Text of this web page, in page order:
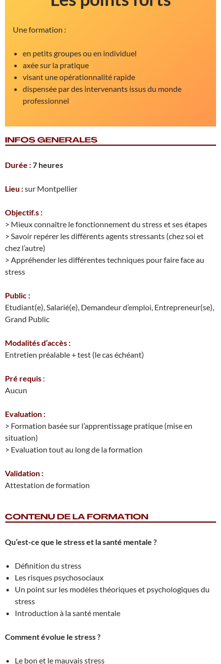
Une formation :
en petits groupes ou en individuel
axée sur la pratique
visant une opérationnalité rapide
dispensée par des intervenants issus du monde
professionnel
Durée :7 heures
Lieu :sur Montpellier
Objectif.s :
> Mieux connaître le fonctionnement du stress et ses étapes
> Savoir repérer les différents agents stressants (chez soi et
chez l’autre)
> Appréhender les différentes techniques pour faire face au
stress
Public :
Etudiant(e), Salarié(e), Demandeur d’emploi, Entrepreneur(se),
Grand Public
Modalités d’accès :
Entretien préalable + test (le cas échéant)
Pré requis :
Aucun
Evaluation :
> Formation basée sur l’apprentissage pratique (mise en
situation)
> Evaluation tout au long de la formation
Validation :
Attestation de formation
Qu’est-ce que le stress et la santé mentale ?
Définition du stress
Les risques psychosociaux
Un point sur les modèles théoriques et psychologiques du
stress
Introduction à la santé mentale
Comment évolue le stress ?
Le bon et le mauvais stress